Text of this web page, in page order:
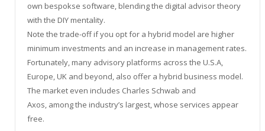
own bespokse software, blending the digital advisor theory
with the DIY mentality.
Note the trade-off if you opt for a hybrid model are higher
minimum investments and an increase in management rates.
Fortunately, many advisory platforms across the U.S.A,
Europe, UK and beyond, also offer a hybrid business model.
The market even includes Charles Schwab and
Axos, among the industry’s largest, whose services appear
free.